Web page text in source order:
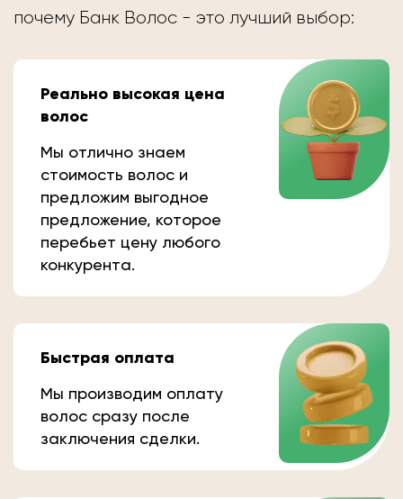
почему Банк Волос - это лучший выбор:
Реально высокая цена
волос
Мы отлично знаем
стоимость волос и
предложим выгодное
предложение, которое
перебьет цену любого
конкурента.
Быстрая оплата
Мы производим оплату
волос сразу после
заключения сделки.